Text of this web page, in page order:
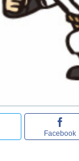
Facebook